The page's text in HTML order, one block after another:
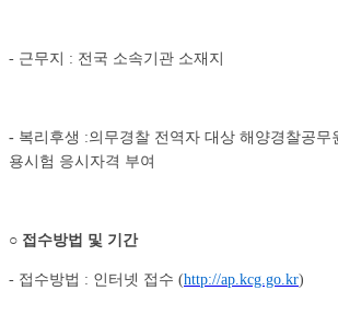
- 근무지 : 전국 소속기관 소재지
- 복리후생 :의무경찰 전역자 대상 해양경찰공무
용시험 응시자격 부여
○ 접수방법 및 기간
- 접수방법 : 인터넷 접수 (http://ap.kcg.go.kr)